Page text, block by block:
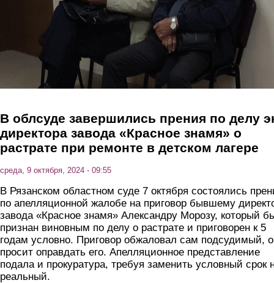
В облсуде завершились прения по делу
директора завода «Красное знамя» о
растрате при ремонте в детском лагере
среда, 9 октября, 2024 - 09:55
В Рязанском областном суде 7 октября состоялись
по апелляционной жалобе на приговор бывшему
завода «Красное знамя» Александру Морозу, который
признан виновным по делу о растрате и приговорен к 5
годам условно. Приговор обжаловал сам подсудимый,
просит оправдать его. Апелляционное представление
подала и прокуратура, требуя заменить условный срок
реальный.